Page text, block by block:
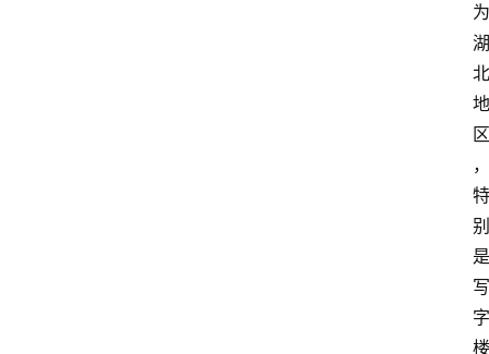
为
湖
北
地
区
，
特
别
是
写
字
楼